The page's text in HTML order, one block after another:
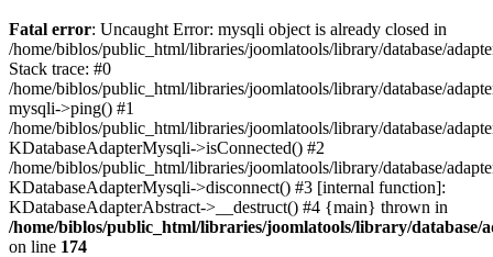
Fatal error: Uncaught Error: mysqli object is already closed in
/home/biblos/public_html/libraries/joomlatools/library/database/
Stack trace: #0
/home/biblos/public_html/libraries/joomlatools/library/database/
mysqli->ping() #1
/home/biblos/public_html/libraries/joomlatools/library/database/
KDatabaseAdapterMysqli->isConnected() #2
/home/biblos/public_html/libraries/joomlatools/library/database/
KDatabaseAdapterMysqli->disconnect() #3 [internal function]:
KDatabaseAdapterAbstract->__destruct() #4 {main} thrown in
/home/biblos/public_html/libraries/joomlatools/library/database/
on line 174